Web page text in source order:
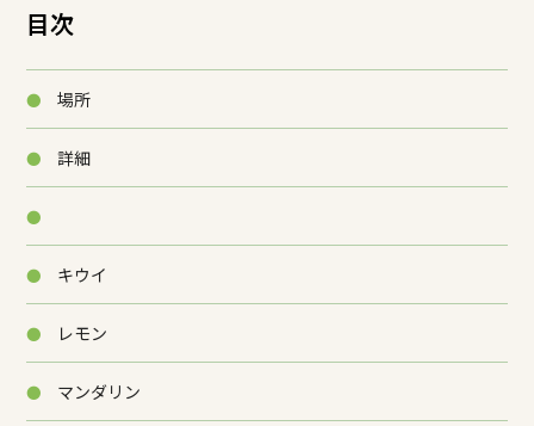
目次
場所
詳細
キウイ
レモン
マンダリン